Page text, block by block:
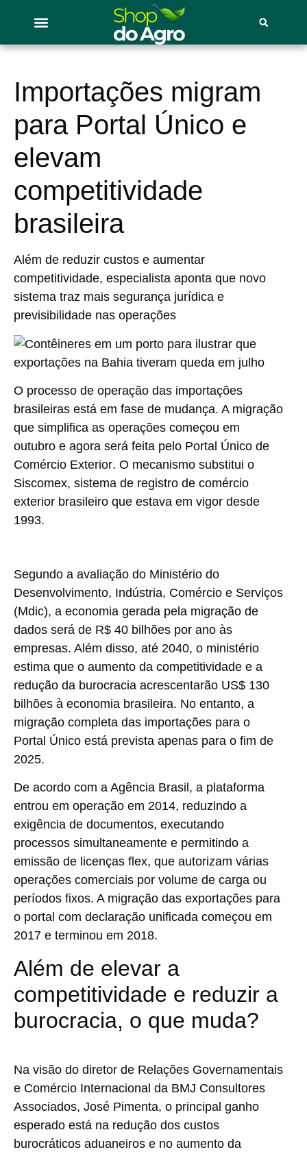
Importações migram
para Portal Único e
elevam
competitividade
brasileira
Além de reduzir custos e aumentar
competitividade, especialista aponta que novo
sistema traz mais segurança jurídica e
previsibilidade nas operações
O processo de operação das importações
brasileiras está em fase de mudança. A migração
que simplifica as operações começou em
outubro e agora será feita pelo Portal Único de
Comércio Exterior. O mecanismo substitui o
Siscomex, sistema de registro de comércio
exterior brasileiro que estava em vigor desde
1993.
Segundo a avaliação do Ministério do
Desenvolvimento, Indústria, Comércio e Serviços
(Mdic), a economia gerada pela migração de
dados será de R$ 40 bilhões por ano às
empresas. Além disso, até 2040, o ministério
estima que o aumento da competitividade e a
redução da burocracia acrescentarão US$ 130
bilhões à economia brasileira. No entanto, a
migração completa das importações para o
Portal Único está prevista apenas para o fim de
2025.
De acordo com a Agência Brasil, a plataforma
entrou em operação em 2014, reduzindo a
exigência de documentos, executando
processos simultaneamente e permitindo a
emissão de licenças flex, que autorizam várias
operações comerciais por volume de carga ou
períodos fixos. A migração das exportações para
o portal com declaração unificada começou em
2017 e terminou em 2018.
Além de elevar a
competitividade e reduzir a
burocracia, o que muda?
Na visão do diretor de Relações Governamentais
e Comércio Internacional da BMJ Consultores
Associados, José Pimenta, o principal ganho
esperado está na redução dos custos
burocráticos aduaneiros e no aumento da